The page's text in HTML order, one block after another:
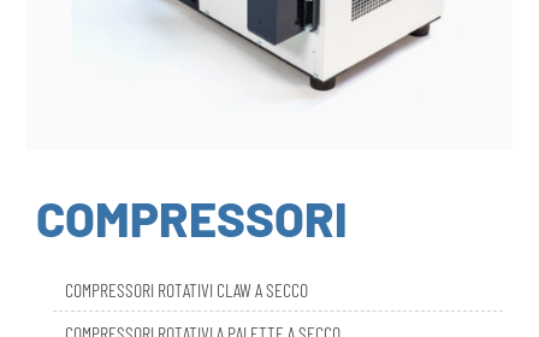
COMPRESSORI
COMPRESSORI ROTATIVI A PALETTE A SECCO